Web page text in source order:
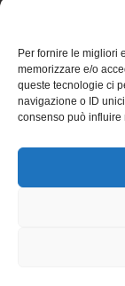
Per fornire le migliori
memorizzare e/o
queste tecnologie ci
navigazione o ID
consenso può influire
carattere
alcun modo
non
tantomeno
una
sito. Non si